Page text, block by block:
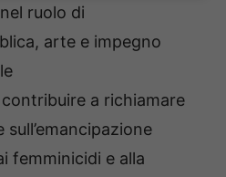
ruolo di
arte e impegno
a richiamare
sull’emancipazione
femminicidi e alla